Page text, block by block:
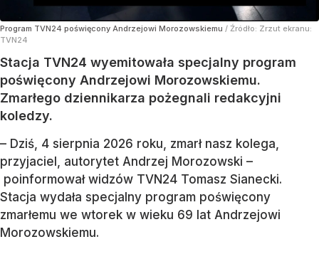
Program TVN24 poświęcony Andrzejowi Morozowskiemu / Źródło: Zrzut ekranu:
TVN24
Stacja TVN24 wyemitowała specjalny program
poświęcony Andrzejowi Morozowskiemu.
Zmarłego dziennikarza pożegnali redakcyjni
koledzy.
– Dziś, 4 sierpnia 2026 roku, zmarł nasz kolega,
przyjaciel, autorytet Andrzej Morozowski –
poinformował widzów TVN24 Tomasz Sianecki.
Stacja wydała specjalny program poświęcony
zmarłemu we wtorek w wieku 69 lat Andrzejowi
Morozowskiemu.